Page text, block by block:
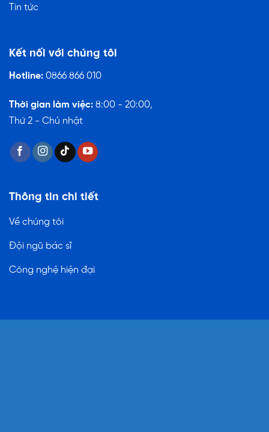
Tin tức
Kết nối với chúng tôi
Hotline: 0866 866 010
Thời gian làm việc: 8:00 - 20:00,
Thứ 2 - Chủ nhật
Thông tin chi tiết
Về chúng tôi
Đội ngũ bác sĩ
Công nghệ hiện đại